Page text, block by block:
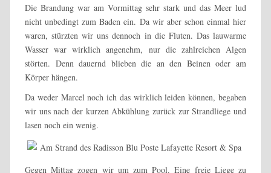
Die Brandung war am Vormittag sehr stark und das Meer lud
nicht unbedingt zum Baden ein. Da wir aber schon einmal hier
waren, stürzten wir uns dennoch in die Fluten. Das lauwarme
Wasser war wirklich angenehm, nur die zahlreichen Algen
störten. Denn dauernd blieben die an den Beinen oder am
Körper hängen.
Da weder Marcel noch ich das wirklich leiden können, begaben
wir uns nach der kurzen Abkühlung zurück zur Strandliege und
lasen noch ein wenig.
Gegen Mittag zogen wir um zum Pool. Eine freie Liege zu